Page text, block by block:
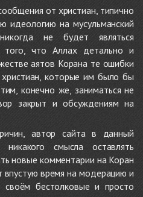
от христиан, типично
идеологию на мусульманский
не будет являться
что Аллах детально и
аятов Корана те ошибки
которые им было бы
конечно же, заниматься не
закрыт и обсуждениям на
автор сайта в данный
смысла оставлять
новые комментарии на Коран
впустую время на модерацию и
бестолковые и просто